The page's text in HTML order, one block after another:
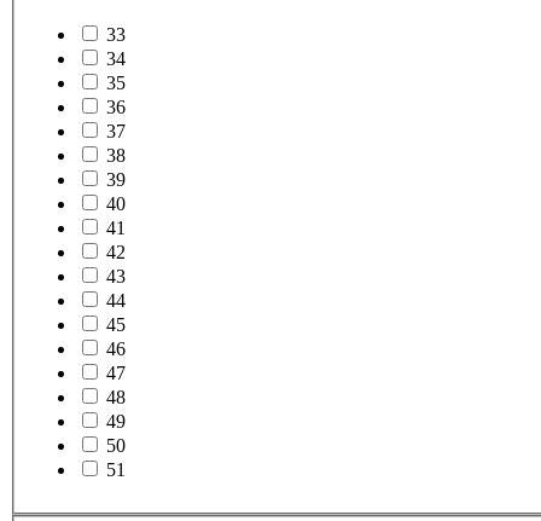
33
34
35
36
37
38
39
40
41
42
43
44
45
46
47
48
49
50
51